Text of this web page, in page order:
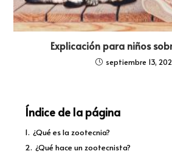
Explicación para niños
septiembre 13,
Índice de la página
1. ¿Qué es la zootecnia?
2. ¿Qué hace un zootecnista?